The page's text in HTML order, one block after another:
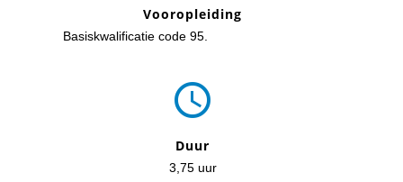
Vooropleiding
Basiskwalificatie code 95.

Duur
3,75 uur